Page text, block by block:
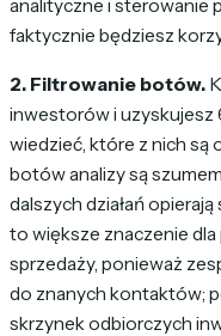
analityczne i sterowanie
faktycznie będziesz
2. Filtrowanie botów.
inwestorów i uzyskujesz
wiedzieć, które z nich są
botów analizy są
dalszych działań
to większe znaczenie
sprzedaży, ponieważ
do znanych kontaktów;
skrzynek odbiorczych